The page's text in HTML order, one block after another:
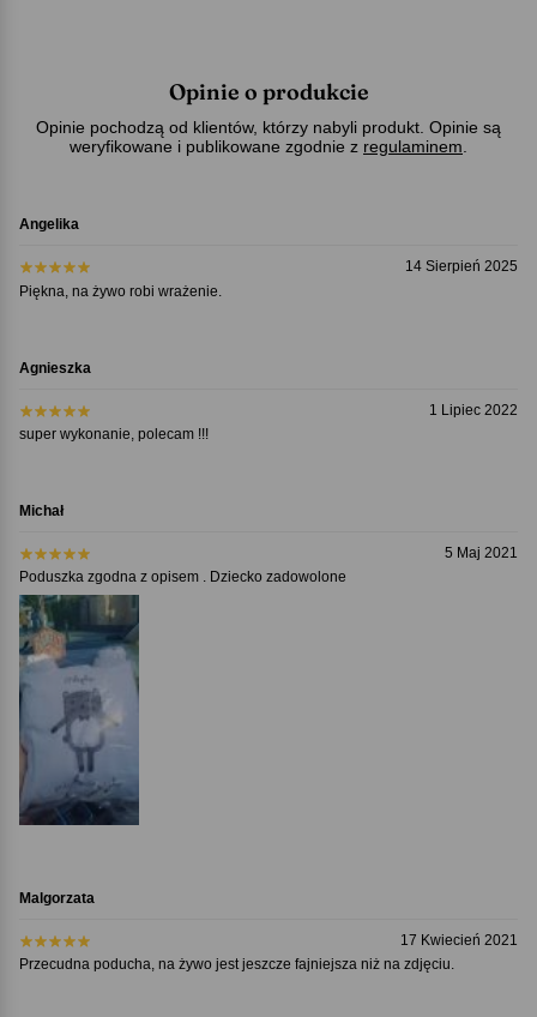
Opinie o produkcie
Opinie pochodzą od klientów, którzy nabyli produkt. Opinie są
weryfikowane i publikowane zgodnie z regulaminem.
Angelika
14 Sierpień 2025
Piękna, na żywo robi wrażenie.
Agnieszka
1 Lipiec 2022
super wykonanie, polecam !!!
Michał
5 Maj 2021
Poduszka zgodna z opisem . Dziecko zadowolone
Malgorzata
17 Kwiecień 2021
Przecudna poducha, na żywo jest jeszcze fajniejsza niż na zdjęciu.